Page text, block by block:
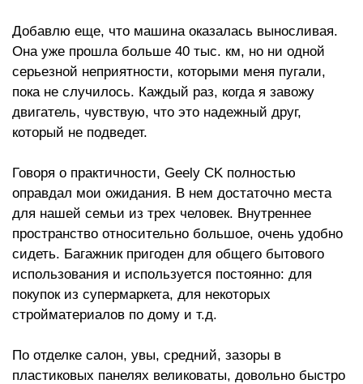
Добавлю еще, что машина оказалась выносливая.
Она уже прошла больше 40 тыс. км, но ни одной
серьезной неприятности, которыми меня пугали,
пока не случилось. Каждый раз, когда я завожу
двигатель, чувствую, что это надежный друг,
который не подведет.
Говоря о практичности, Geely CK полностью
оправдал мои ожидания. В нем достаточно места
для нашей семьи из трех человек. Внутреннее
пространство относительно большое, очень удобно
сидеть. Багажник пригоден для общего бытового
использования и используется постоянно: для
покупок из супермаркета, для некоторых
стройматериалов по дому и т.д.
По отделке салон, увы, средний, зазоры в
пластиковых панелях великоваты, довольно быстро